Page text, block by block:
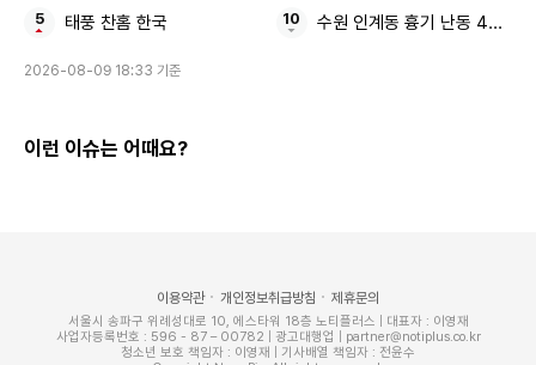
태풍 찬홈 한국 수원 인계동 흉기 난동 40대
2026-08-09 18:33 기준
이런 이슈는 어때요?
이용약관 개인정보취급방침 제휴문의
서울시 송파구 위례성대로 10, 에스타워 18층 노티플러스 | 대표자 : 이영재
사업자등록번호 : 596 - 87 – 00782 | 광고대행업 | partner@notiplus.co.kr
청소년 보호 책임자 : 이영재 | 기사배열 책임자 : 전윤수